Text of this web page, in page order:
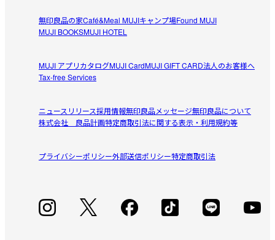
形を整えてから干してください。
素材の特性上、使用や洗濯時の摩擦により毛羽立ち、毛玉が発
ります。 その際はお早めに毛玉取り器などで手入れをしてくだ
さい。
受取手段店舗受け取り可・コンビニ受け取り可
チェックが、かわいいー！
ですが、部屋がパッと明るくなった気がします。以前の布
花
洗い替え用に購入
入しました。セール価格で購入できラッキーでした！
参考になった（1人）
無印良品の家Café&Meal MUJIキャンプ場Found MUJI
MUJI BOOKSMUJI HOTEL
MUJI アプリカタログMUJI CardMUJI GIFT CARD法人のお客様へ
Tax-free Services
ニュースリリース採用情報無印良品メッセージ無印良品について
株式会社 良品計画特定商取引法に関する表示・利用規約等
プライバシーポリシー外部送信ポリシー特定商取引法